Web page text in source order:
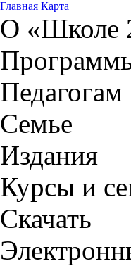
Главная Карта
О «Школе
Педагогам
Семье
Издания
Курсы и
Скачать